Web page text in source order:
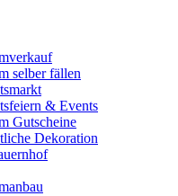
selber fällen
& Events
Gutscheine
Dekoration